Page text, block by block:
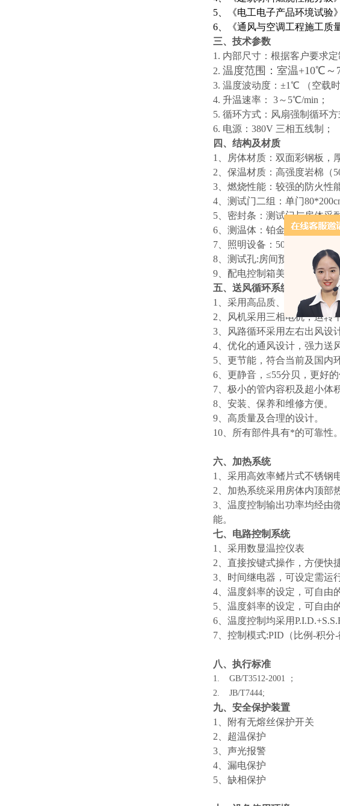
5、
《电工电子产品环境试验
6、
《通风与空调工程施工质
三、技术参数
1. 内部尺寸：根据客户要求定
2. 温度范围：室温+10℃
3. 温度波动度：±1℃ （空载时
4. 升温速率： 3～5℃/min；
5. 循环方式：风扇强制循环方
6. 电源：380V 三相五线制；
四、结构及材质
1、房体材质：双面彩钢板，
2、保温材质：高强度岩棉（
3、燃烧性能：较强的防火性
4、 测试门 二组： 单门80*200
5、 密封条：测试门与房体采
6、 测温体：铂金PT100 。
7、 照明设备： 50W防爆照明灯
8、 测试孔:房间预留测试孔,
9、 配电控制箱美观、大方，
五、送风循环系统
及抽排风降
1、 采用高品质 、大风量循环
2、
风机采用三相电机，运转
3、
风路循环采用左右出风设
4、 优化的通风设计，强力送
5、 更节能，符合当前及国内
6、 更静音，≤55分贝，更好
7、 极小的管内容积及超小体
8、 安装、保养和维修方便。
9、 高质量及合理的设计。
10、
所有部件具有*的可靠性。
六、加热系统
1、 采用高效率鳍片式不锈钢
2、 加热系统采用房体内顶部
3、 温度控制输出功率均经由
能。
七、电路控制系统
1、 采用数显温控仪表
2、 直接按键式操作，方便快
3、 时间继电器，可设定需运
4、 温度斜率的设定，可自由
5、 温度斜率的设定，可自由
6、 温度控制均采用
7、 控制模式:PID（比例-积分
八、执行标准
1. GB/T3512-2001 ；
2. JB/T7444;
九、安全保护装置
1
附有无熔丝保护开关
2
超温保护
3
声光报警
4
漏电保护
5
缺相保护